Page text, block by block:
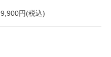
9,900円(税込)